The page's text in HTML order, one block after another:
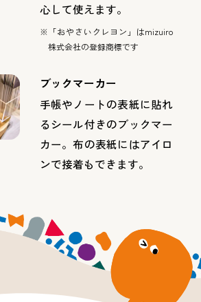
心して使えます。
※「おやさいクレヨン」はmizuiro
株式会社の登録商標です
ブックマーカー
手帳やノートの表紙に貼れ
るシール付きのブックマー
カー。布の表紙にはアイロ
ンで接着もできます。